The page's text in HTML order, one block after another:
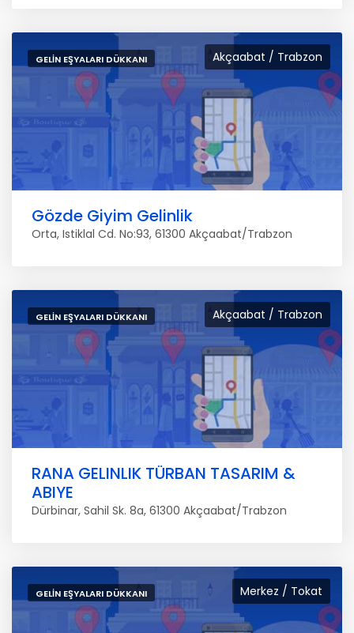
Akçaabat / Trabzon
GELIN EŞYALARI DÜKKANI
Gözde Giyim Gelinlik
Orta, Istiklal Cd. No:93, 61300 Akçaabat/Trabzon
Akçaabat / Trabzon
GELIN EŞYALARI DÜKKANI
RANA GELINLIK TÜRBAN TASARIM &
ABIYE
Dürbinar, Sahil Sk. 8a, 61300 Akçaabat/Trabzon
Merkez / Tokat
GELIN EŞYALARI DÜKKANI